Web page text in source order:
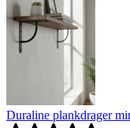
Duraline plankdrager